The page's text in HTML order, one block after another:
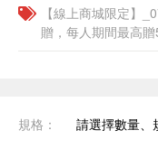
【線上商城限定】
贈，每人期間最高
規格： 請選擇數量、